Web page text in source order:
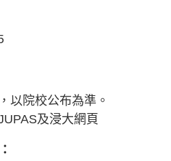
以院校公布為準。
及浸大網頁